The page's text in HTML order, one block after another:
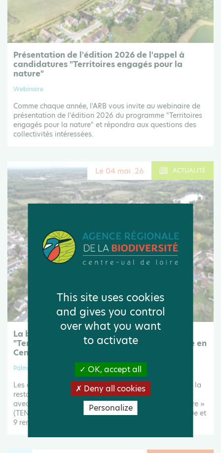
Présentation de l'édition 2026 de l'appel à
candidatures "Territoires engagés pour la
nature"
Webinaire
Comme chaque année, l'ARB vous invite au webinaire de
présentation de l'édition 2026 du programme "Territoires
engagés pour la nature" et répondra aux questions des
collectivités intéressées.
Le 04 mai .26 ACTUALITÉ
La barre de 50 collectivités reconnues
"Territoires engagés pour la nature" franchie en
Centre-Val de Loire"
Palmarès
Les collectivités sont au cœur de la préservation et de la
restauration de la biodiversité. L’ARB les accompagne
avec le programme « Territoires engagés pour la nature »
(TEN). 8 nouvelles collectivités rejoignent la dynamique et
9 renouvellent leur...
This site uses cookies
and gives you control
over what you want
to activate
OK, accept all
Deny all cookies
Personalize